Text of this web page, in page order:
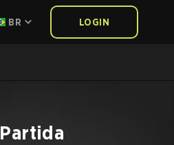
BR LOGIN
Partida